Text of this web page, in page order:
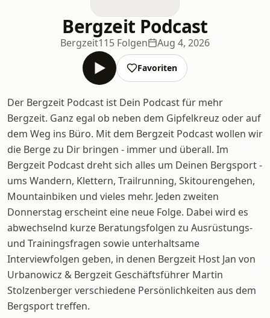
Bergzeit Podcast
Bergzeit115 Folgen Aug 4, 2026
Favoriten
Der Bergzeit Podcast ist Dein Podcast für mehr
Bergzeit. Ganz egal ob neben dem Gipfelkreuz oder auf
dem Weg ins Büro. Mit dem Bergzeit Podcast wollen wir
die Berge zu Dir bringen - immer und überall. Im
Bergzeit Podcast dreht sich alles um Deinen Bergsport -
ums Wandern, Klettern, Trailrunning, Skitourengehen,
Mountainbiken und vieles mehr. Jeden zweiten
Donnerstag erscheint eine neue Folge. Dabei wird es
abwechselnd kurze Beratungsfolgen zu Ausrüstungs-
und Trainingsfragen sowie unterhaltsame
Interviewfolgen geben, in denen Bergzeit Host Jan von
Urbanowicz & Bergzeit Geschäftsführer Martin
Stolzenberger verschiedene Persönlichkeiten aus dem
Bergsport treffen.